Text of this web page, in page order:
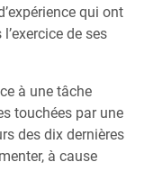
qui ont
de ses
à une tâche
touchées par une
des dix dernières
à cause